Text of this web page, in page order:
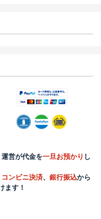
営が代金を一旦お預かり し
コンビニ決済、 銀行振込から
ます！